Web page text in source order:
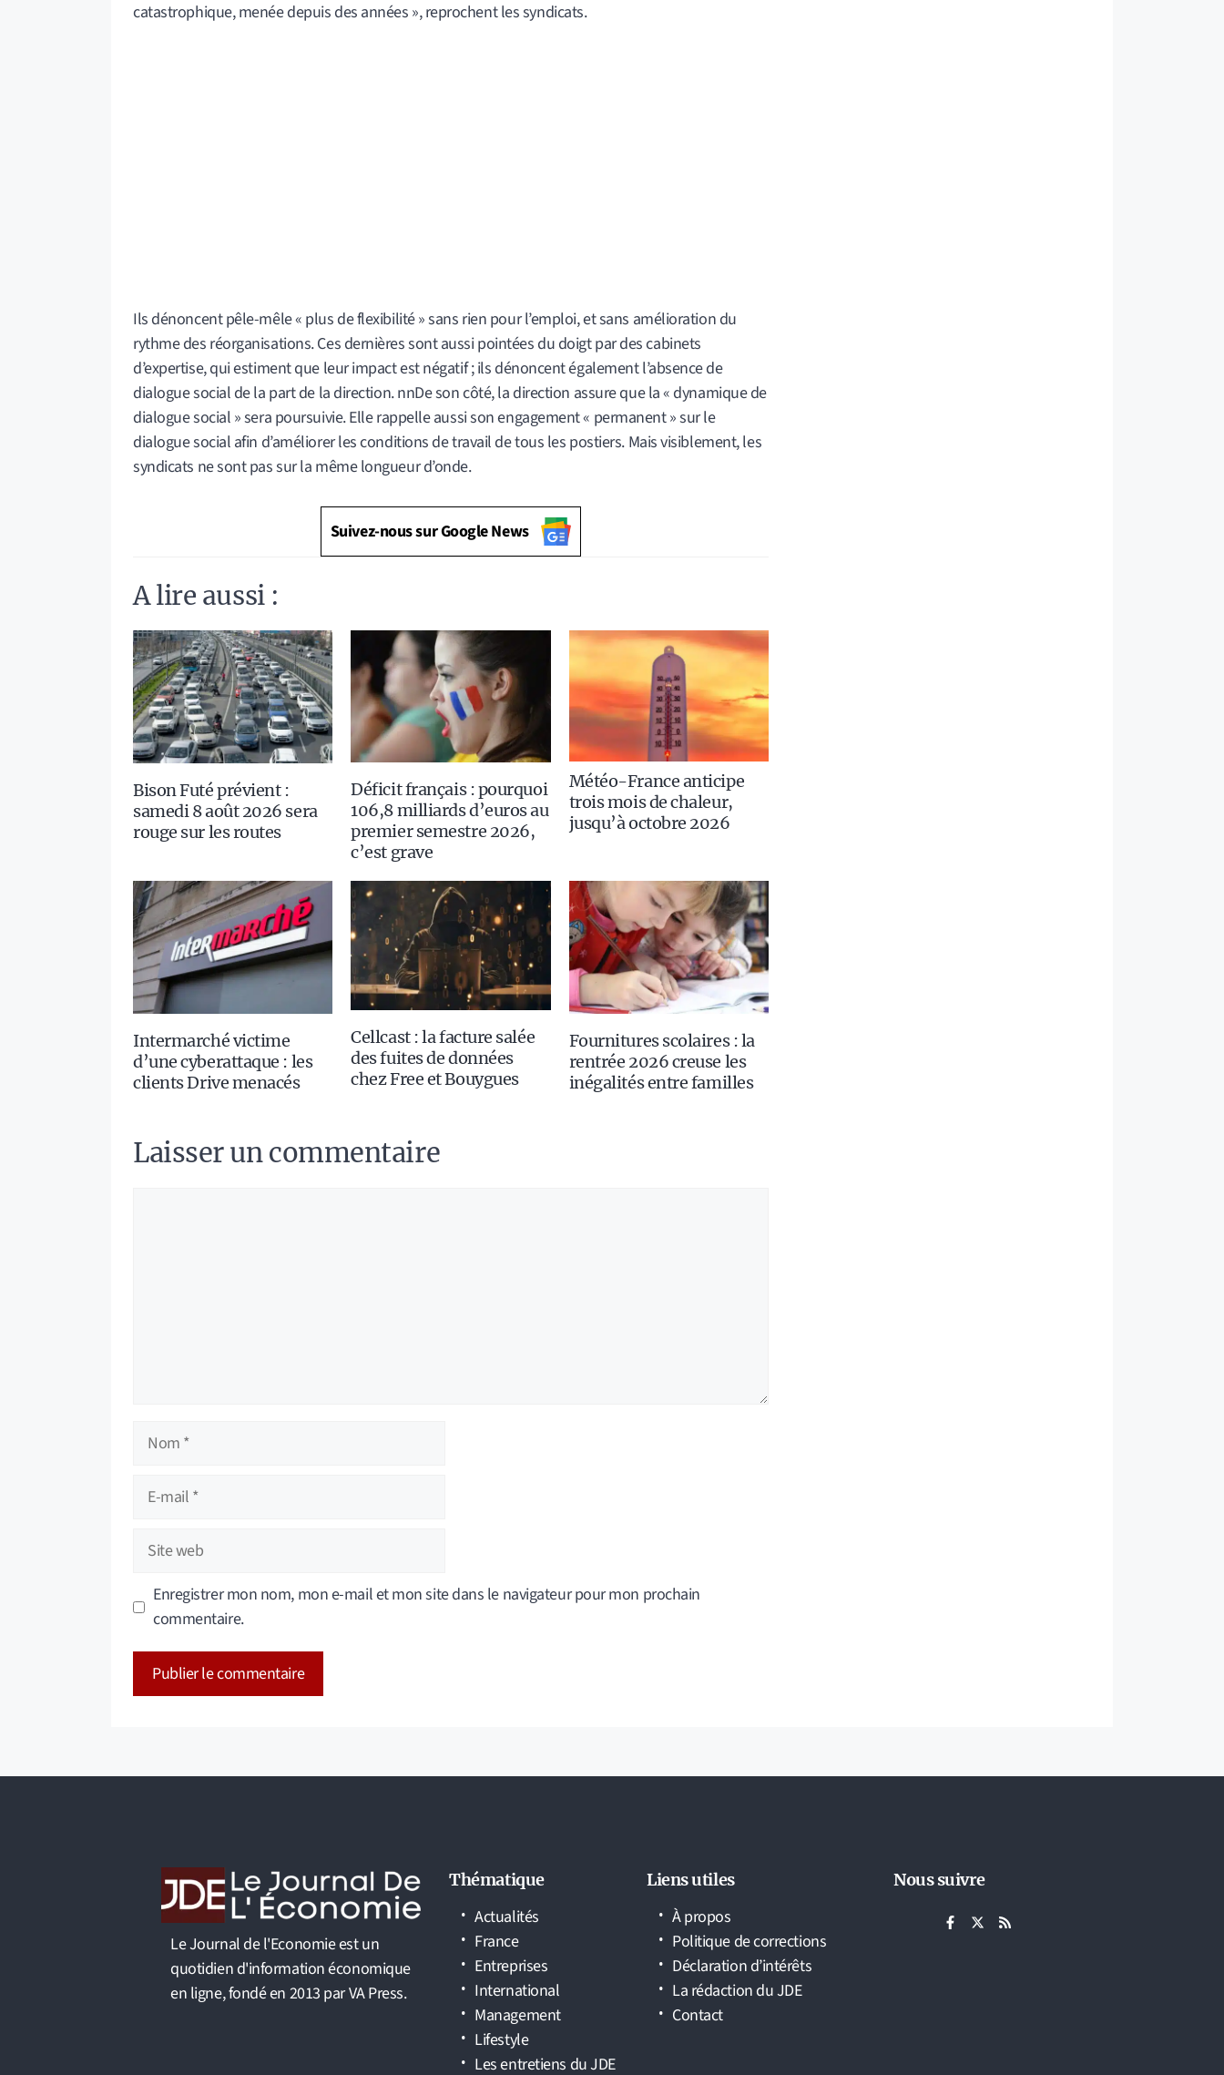
catastrophique, menée depuis des années », reprochent les syndicats.
Ils dénoncent pêle-mêle « plus de flexibilité » sans rien pour l’emploi, et sans amélioration du
rythme des réorganisations. Ces dernières sont aussi pointées du doigt par des cabinets
d’expertise, qui estiment que leur impact est négatif ; ils dénoncent également l’absence de
dialogue social de la part de la direction. nnDe son côté, la direction assure que la « dynamique de
dialogue social » sera poursuivie. Elle rappelle aussi son engagement « permanent » sur le
dialogue social afin d’améliorer les conditions de travail de tous les postiers. Mais visiblement, les
syndicats ne sont pas sur la même longueur d’onde.
Suivez-nous sur Google News
A lire aussi :
Bison Futé prévient :
samedi 8 août 2026 sera
rouge sur les routes
Déficit français : pourquoi
106,8 milliards d’euros au
premier semestre 2026,
c’est grave
Météo-France anticipe
trois mois de chaleur,
jusqu’à octobre 2026
Intermarché victime
d’une cyberattaque : les
clients Drive menacés
Cellcast : la facture salée
des fuites de données
chez Free et Bouygues
Fournitures scolaires : la
rentrée 2026 creuse les
inégalités entre familles
Laisser un commentaire
Nom
Site
Enregistrer mon nom, mon e-mail et mon site dans le navigateur pour mon prochain
commentaire.
Le Journal de l'Economie est un
quotidien d'information économique
en ligne, fondé en 2013 par VA Press.
Thématique
Actualités
France
Entreprises
International
Management
Lifestyle
Les entretiens du JDE
Liens utiles
À propos
Politique de corrections
Déclaration d’intérêts
La rédaction du JDE
Contact
Nous suivre